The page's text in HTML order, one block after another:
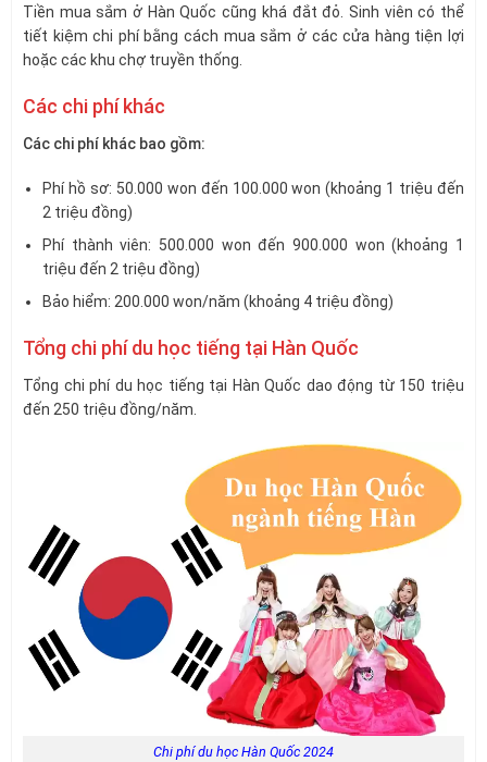
Tiền mua sắm ở Hàn Quốc cũng khá đắt đỏ. Sinh viên có thể
tiết kiệm chi phí bằng cách mua sắm ở các cửa hàng tiện lợi
hoặc các khu chợ truyền thống.
Các chi phí khác
Các chi phí khác bao gồm:
Phí hồ sơ: 50.000 won đến 100.000 won (khoảng 1 triệu đến
2 triệu đồng)
Phí thành viên: 500.000 won đến 900.000 won (khoảng 1
triệu đến 2 triệu đồng)
Bảo hiểm: 200.000 won/năm (khoảng 4 triệu đồng)
Tổng chi phí du học tiếng tại Hàn Quốc
Tổng chi phí du học tiếng tại Hàn Quốc dao động từ 150 triệu
đến 250 triệu đồng/năm.
Chi phí du học Hàn Quốc 2024